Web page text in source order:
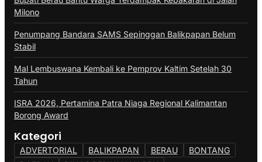
Milono
Penumpang Bandara SAMS Sepinggan Balikpapan Belum
Stabil
Mal Lembuswana Kembali ke Pemprov Kaltim Setelah 30
Tahun
ISRA 2026, Pertamina Patra Niaga Regional Kalimantan
Borong Award
Kategori
ADVERTORIAL BALIKPAPAN BERAU
BONTANG